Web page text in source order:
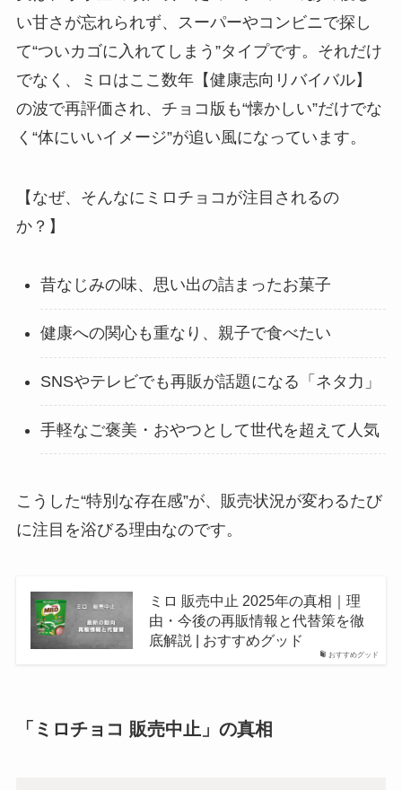
い甘さが忘れられず、スーパーやコンビニで探し
て“ついカゴに入れてしまう”タイプです。それだけ
でなく、ミロはここ数年【健康志向リバイバル】
の波で再評価され、チョコ版も“懐かしい”だけでな
く“体にいいイメージ”が追い風になっています。
【なぜ、そんなにミロチョコが注目されるの
か？】
昔なじみの味、思い出の詰まったお菓子
健康への関心も重なり、親子で食べたい
SNSやテレビでも再販が話題になる「ネタ力」
手軽なご褒美・おやつとして世代を超えて人気
こうした“特別な存在感”が、販売状況が変わるたび
に注目を浴びる理由なのです。
おすすめグッド
ミロ 販売中止 2025年の真相｜理
由・今後の再販情報と代替策を徹
底解説 | おすすめグッド
「ミロチョコ 販売中止」の真相